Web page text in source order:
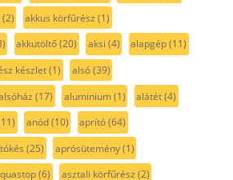
(2) akkus körfűrész (1)
akkutöltő(20) aksi (4) alapgép(11)
készlet(1) alsó(39)
(17) aluminium(1) alátét(4)
anód(10) aprító(64)
(25) aprósütemény(1)
(6) asztali körfűrész (2)